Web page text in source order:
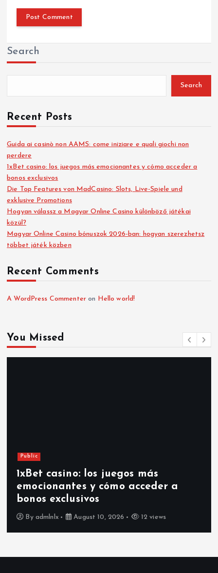
Search
Search
Recent Posts
Guida ai casinò non AAMS: come iniziare e quali giochi non
perdere
1xBet casino: los juegos más emocionantes y cómo acceder a
bonos exclusivos
Die Top Features von MadCasino: Slots, Live-Spiele und
exklusive Promotions
Hogyan válassz a Magyar Online Casino különböző játékai
közül?
Magyar Online Casino bónuszok 2026-ban: hogyan szerezhetsz
többet játék közben
Recent Comments
A WordPress Commenter on Hello world!
You Missed
Public
1xBet casino: los juegos más
emocionantes y cómo acceder a
bonos exclusivos
By admlnlx August 10, 2026 12 views